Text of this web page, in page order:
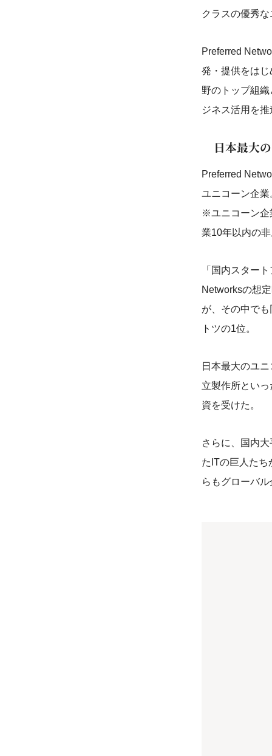
クラスの優秀
Preferred
発・提供をは
野のトップ組
ジネス活用を
日本最大
Preferred
ユニコーン企業
※ユニコーン企
業10年以内の
「国内スター
Networksの想
が、その中で
トツの1位。
日本最大のユ
立製作所とい
資を受けた。
さらに、国内
たITの巨人た
らもグローバ